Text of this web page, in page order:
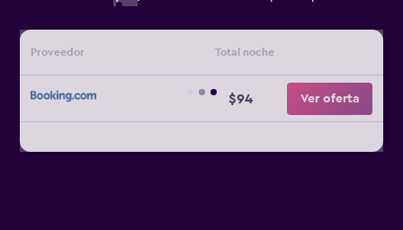
Proveedor Total noche
$94 Ver oferta